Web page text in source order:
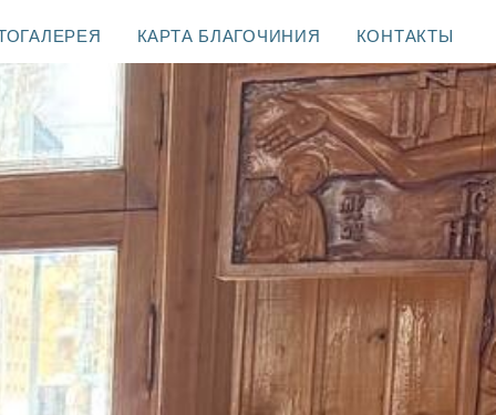
КАРТА БЛАГОЧИНИЯ КОНТАКТЫ